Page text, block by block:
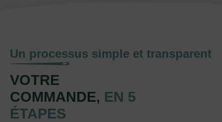
Un processus simple et transparent
VOTRE
COMMANDE, EN 5
ÉTAPES